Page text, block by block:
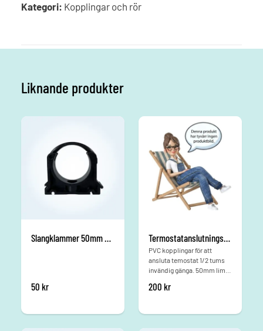
Kategori: Kopplingar och rör
Liknande produkter
Slangklammer 50mm med bygel
50 kr
Termostatanslutnings-kit
PVC kopplingar för att
ansluta temostat 1/2 tums
invändig gänga. 50mm lim
200 kr